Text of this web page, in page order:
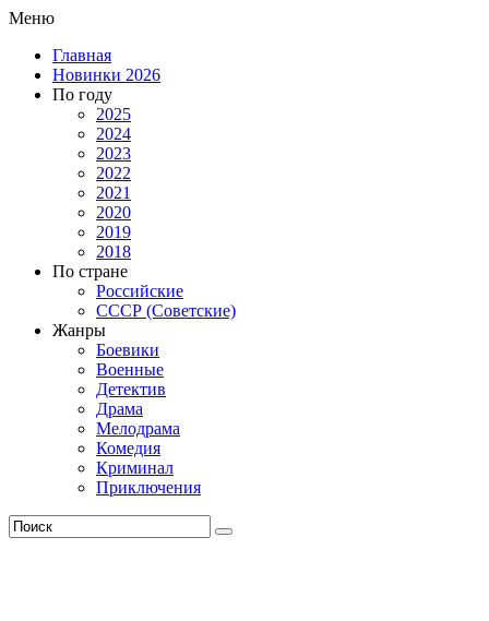
Меню
Главная
Новинки 2026
По году
2025
2024
2023
2022
2021
2020
2019
2018
По стране
Российские
СССР (Советские)
Жанры
Боевики
Военные
Детектив
Драма
Мелодрама
Комедия
Криминал
Приключения